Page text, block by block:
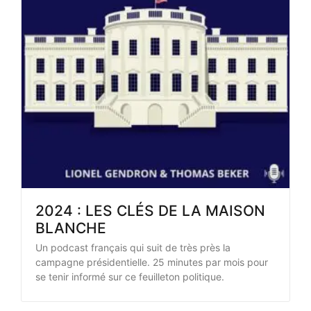
2024 : LES CLÉS DE LA MAISON
BLANCHE
Un podcast français qui suit de très près la
campagne présidentielle. 25 minutes par mois pour
se tenir informé sur ce feuilleton politique.